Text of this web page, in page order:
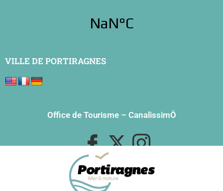
VILLE DE PORTIRAGNES
Office de Tourisme– CanalissimÔ